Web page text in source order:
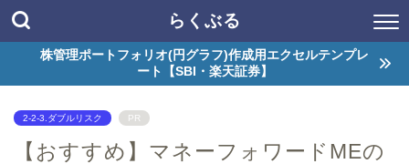
らくぶる
株管理ポートフォリオ(円グラフ)作成用エクセルテンプレ
ート【SBI・楽天証券】
2-2-3.ダブルリスク PR
【おすすめ】マネーフォワードMEの